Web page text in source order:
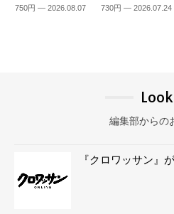
750円 — 2026.08.07 730円 — 2026.07.24
編集部からの
『クロワッサン』